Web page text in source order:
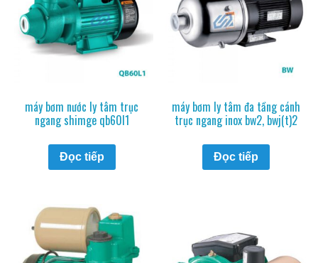
máy bơm nước ly tâm trục
ngang shimge qb60l1
Đọc tiếp
máy bơm ly tâm đa tầng cánh
trục ngang inox bw2, bwj(t)2
Đọc tiếp